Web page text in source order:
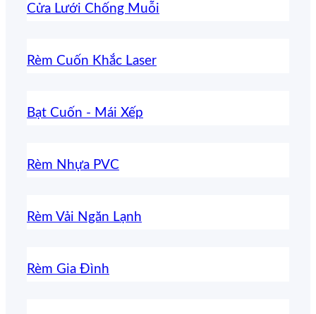
Cửa Lưới Chống Muỗi
Rèm Cuốn Khắc Laser
Bạt Cuốn - Mái Xếp
Rèm Nhựa PVC
Rèm Vải Ngăn Lạnh
Rèm Gia Đình